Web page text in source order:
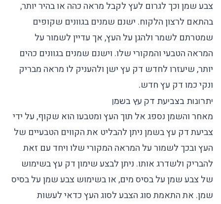
צבע שמן וכך לגרום לעץ לקבל מראה כהה או בהיר יותר,
בהתאם לרצון הלקוח. ישנם שמנים בגוונים שקופים
שמטרתם לשמר ולהגן על העץ, אך עדיין לשמור על
המראה הטבעי והמקורי שלו. וישנם שמנים בגוונים כהים
יותר, שיעזרו לחדש דק עץ ישן ולהעניק לו מראה מבריק
ונקי כמו דק עץ חדש.
יתרונות בצביעת דק עץ בשמן
מאחר והשמן נספג אל תוך העץ ומטבעו הוא שקוף, על ידי
צביעת דק עץ בשמן ניתן להבליט את הקווים הטבעיים של
העץ ובכך לשמור על המראה המקורי שלו ויחד עם זאת
להבריק ולשדרג אותו. ניתן לבצע שימון דק עץ בשימוש
של צבע שמן על בסיס מים, או בשימוש צבע שמן על בסיס
שמן. את התאמת סוג הצבע לסוג העץ כדאי לעשות